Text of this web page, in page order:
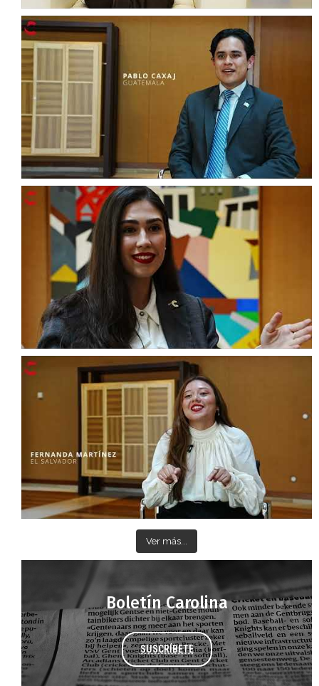
Ver más...
Boletín Carolina
SUSCRÍBETE